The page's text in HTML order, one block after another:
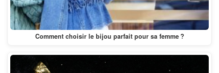
Comment choisir le bijou parfait pour sa femme ?